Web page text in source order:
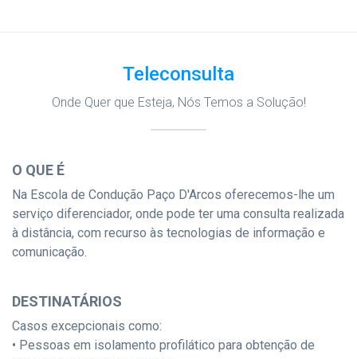
Teleconsulta
Onde Quer que Esteja, Nós Temos a Solução!
O QUE É
Na Escola de Condução Paço D'Arcos oferecemos-lhe um
serviço diferenciador, onde pode ter uma consulta realizada
à distância, com recurso às tecnologias de informação e
comunicação.
DESTINATÁRIOS
Casos excepcionais como:
• Pessoas em isolamento profilático para obtenção de